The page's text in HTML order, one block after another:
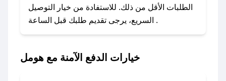
### كيفية استخدام كود خصم هومل؟
1. انسخ كود الخصم من تطبيق صحصح.
2. الصقه في خانة الدفع عند التسوق من هومل.
### ماذا أفعل إذا لم يعمل كود الخصم؟
الطلبات الأقل من ذلك. للاستفادة من خيار التوصيل
السريع، يرجى تقديم طلبك قبل الساعة .
خيارات الدفع الآمنة مع هومل